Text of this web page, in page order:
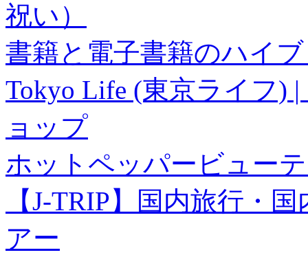
祝い）
書籍と電子書籍のハイ
Tokyo Life (東京ライフ)
ョップ
ホットペッパービュー
【J-TRIP】国内旅行・
アー